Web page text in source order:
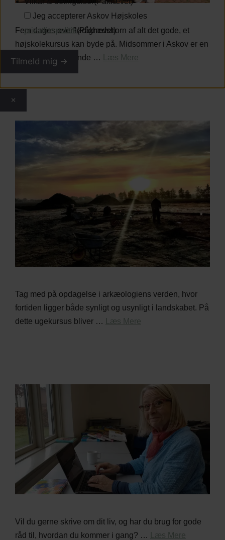
Fem dages overflødighedshorn af alt det gode, et
højskolekursus kan byde på. Midsommer i Askov er en
uge med spændende …
Læs Mere
Tag med på opdagelse i arkæologiens verden, hvor
fortiden ligger både synligt og usynligt i landskabet. På
dette ugekursus bliver …
Læs Mere
Vil du gerne skrive om dit liv, og har du brug for gode
råd til, hvordan du kommer i gang? …
Læs Mere
Jeg accepterer Askov Højskoles
privatlivspolitik(Påkrævet)
Tilmeld mig →
×